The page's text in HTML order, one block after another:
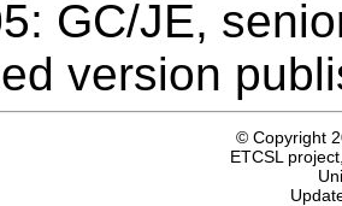
GC/JE,
version
© Copyright
ETCSL